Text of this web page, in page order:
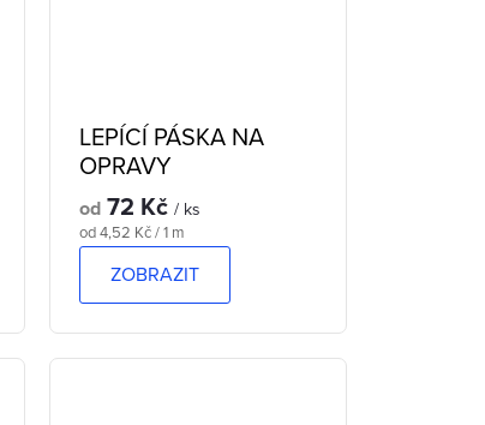
LEPÍCÍ PÁSKA NA
OPRAVY
od 72 Kč/ ks
Měrná
od 4,52 Kč / 1 m
ZOBRAZIT